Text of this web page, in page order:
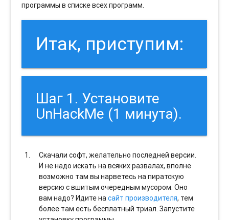
программы в списке всех программ.
Итак, приступим:
Шаг 1. Установите
UnHackMe (1 минута).
Скачали софт, желательно последней версии.
И не надо искать на всяких развалах, вполне
возможно там вы нарветесь на пиратскую
версию с вшитым очередным мусором. Оно
вам надо? Идите насайт производителя, тем
более там есть бесплатный триал. Запустите